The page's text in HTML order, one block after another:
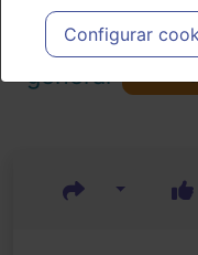
profesionales
cada caso concreto, el
necesidades del paciente.
Configurar
Actualidad y
general